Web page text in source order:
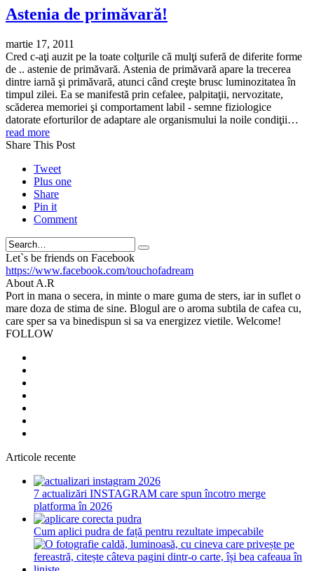
Astenia de primăvară!
martie 17, 2011
Cred c-aţi auzit pe la toate colţurile că mulţi suferă de diferite forme
de .. astenie de primăvară. Astenia de primăvară apare la trecerea
dintre iarnă şi primăvară, atunci când creşte brusc luminozitatea în
timpul zilei. Ea se manifestă prin cefalee, palpitaţii, nervozitate,
scăderea memoriei şi comportament labil - semne fiziologice
datorate eforturilor de adaptare ale organismului la noile condiţii…
read more
Share This Post
Tweet
Plus one
Share
Pin it
Comment
Search
Let`s be friends on Facebook
https://www.facebook.com/touchofadream
About A.R
Port in mana o secera, in minte o mare guma de sters, iar in suflet o
mare doza de stima de sine. Blogul are o aroma subtila de cafea cu,
care sper sa va binedispun si sa va energizez vietile. Welcome!
FOLLOW
Articole recente
7 actualizări INSTAGRAM care spun încotro merge
platforma în 2026
Cum aplici pudra de față pentru rezultate impecabile